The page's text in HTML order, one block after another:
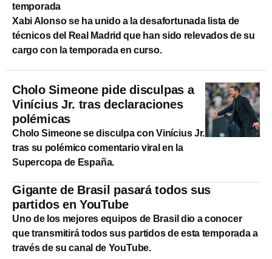
temporada
Xabi Alonso se ha unido a la desafortunada lista de
técnicos del Real Madrid que han sido relevados de su
cargo con la temporada en curso.
Cholo Simeone pide disculpas a
Vinícius Jr. tras declaraciones
polémicas
Cholo Simeone se disculpa con Vinícius Jr.
tras su polémico comentario viral en la
Supercopa de España.
Gigante de Brasil pasará todos sus
partidos en YouTube
Uno de los mejores equipos de Brasil dio a conocer
que transmitirá todos sus partidos de esta temporada a
través de su canal de YouTube.